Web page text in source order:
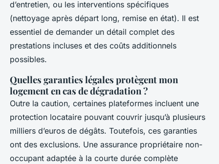
d’entretien, ou les interventions spécifiques
(nettoyage après départ long, remise en état). Il est
essentiel de demander un détail complet des
prestations incluses et des coûts additionnels
possibles.
Quelles garanties légales protègent mon
logement en cas de dégradation ?
Outre la caution, certaines plateformes incluent une
protection locataire pouvant couvrir jusqu’à plusieurs
milliers d’euros de dégâts. Toutefois, ces garanties
ont des exclusions. Une assurance propriétaire non-
occupant adaptée à la courte durée complète